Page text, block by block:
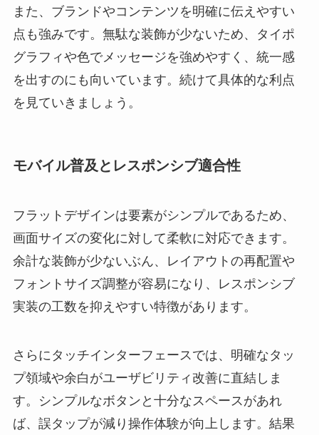
また、ブランドやコンテンツを明確に伝えやすい
点も強みです。無駄な装飾が少ないため、タイポ
グラフィや色でメッセージを強めやすく、統一感
を出すのにも向いています。続けて具体的な利点
を見ていきましょう。
モバイル普及とレスポンシブ適合性
フラットデザインは要素がシンプルであるため、
画面サイズの変化に対して柔軟に対応できます。
余計な装飾が少ないぶん、レイアウトの再配置や
フォントサイズ調整が容易になり、レスポンシブ
実装の工数を抑えやすい特徴があります。
さらにタッチインターフェースでは、明確なタッ
プ領域や余白がユーザビリティ改善に直結しま
す。シンプルなボタンと十分なスペースがあれ
ば、誤タップが減り操作体験が向上します。結果